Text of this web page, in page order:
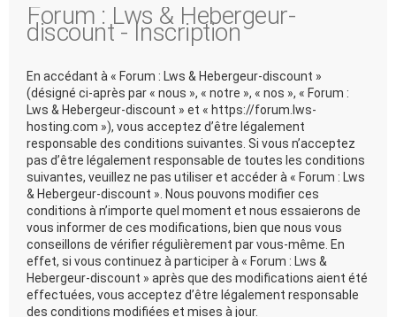
Forum : Lws & Hebergeur-
discount - Inscription
En accédant à « Forum : Lws & Hebergeur-discount »
(désigné ci-après par « nous », « notre », « nos », « Forum :
Lws & Hebergeur-discount » et « https://forum.lws-
hosting.com »), vous acceptez d’être légalement
responsable des conditions suivantes. Si vous n’acceptez
pas d’être légalement responsable de toutes les conditions
suivantes, veuillez ne pas utiliser et accéder à « Forum : Lws
& Hebergeur-discount ». Nous pouvons modifier ces
conditions à n’importe quel moment et nous essaierons de
vous informer de ces modifications, bien que nous vous
conseillons de vérifier régulièrement par vous-même. En
effet, si vous continuez à participer à « Forum : Lws &
Hebergeur-discount » après que des modifications aient été
effectuées, vous acceptez d’être légalement responsable
des conditions modifiées et mises à jour.